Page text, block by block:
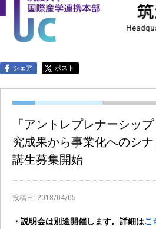
国際産学連携
本部について
国際産
本部公
シェア ポスト
「アントレプレナーシッ
究成果から事業化へのシ
講生募集開始
投稿日: 2018/04/05
・説明会は別途開催します。詳細はこ